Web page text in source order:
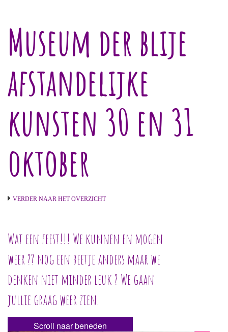
Museum der blije
afstandelijke
kunsten 30 en 31
oktober
VERDER NAAR HET OVERZICHT
Wat een feest!!! We kunnen en mogen
weer ?? nog een beetje anders maar we
denken niet minder leuk ? We gaan
jullie graag weer zien.
Scroll naar beneden